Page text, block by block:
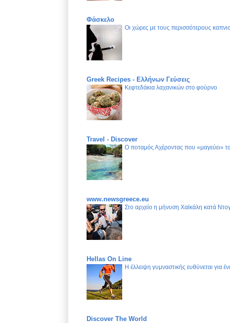
Φάσκελο
Οι χώρες με τους περισσότερους
Greek Recipes - Ελλήνων Γεύσεις
Κεφτεδάκια λαχανικών στο φούρνο
Travel - Discover
Ο ποταμός Αχέροντας που «μαγεύει»
www.newsgreece.eu
Στο αρχείο η μήνυση Χαϊκάλη κατά
Hellas On Line
Η έλλειψη γυμναστικής ευθύνεται για
Discover The World